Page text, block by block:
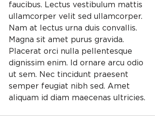
faucibus. Lectus vestibulum mattis
ullamcorper velit sed ullamcorper.
Nam at lectus urna duis convallis.
Magna sit amet purus gravida.
Placerat orci nulla pellentesque
dignissim enim. Id ornare arcu odio
ut sem. Nec tincidunt praesent
semper feugiat nibh sed. Amet
aliquam id diam maecenas ultricies.